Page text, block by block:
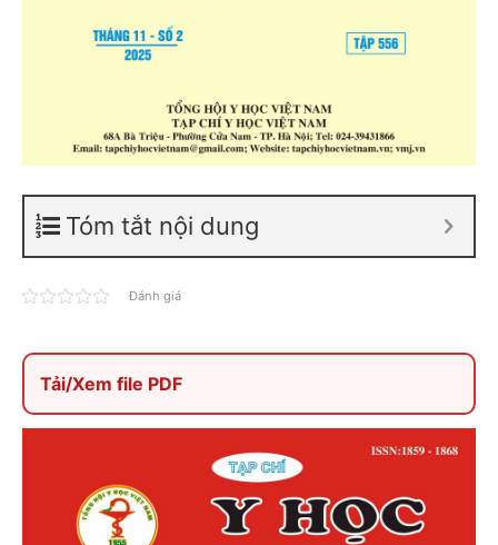
Tóm tắt nội dung
Đánh giá
Tải/Xem file PDF